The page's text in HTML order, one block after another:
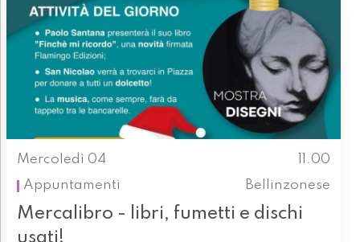
Mercoledì 04
11.00
Appuntamenti
Bellinzonese
Mercalibro - libri, fumetti e dischi
usati!